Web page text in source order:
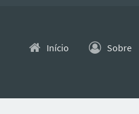
Pular para o conteúdo
Início Sobre